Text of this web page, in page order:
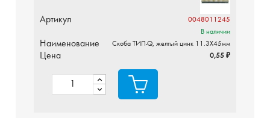
Артикул
0048011245
В наличии
Наименование Скоба ТИП-Q, желтый цинк 11.3X45мм
Цена 0,55 ₽